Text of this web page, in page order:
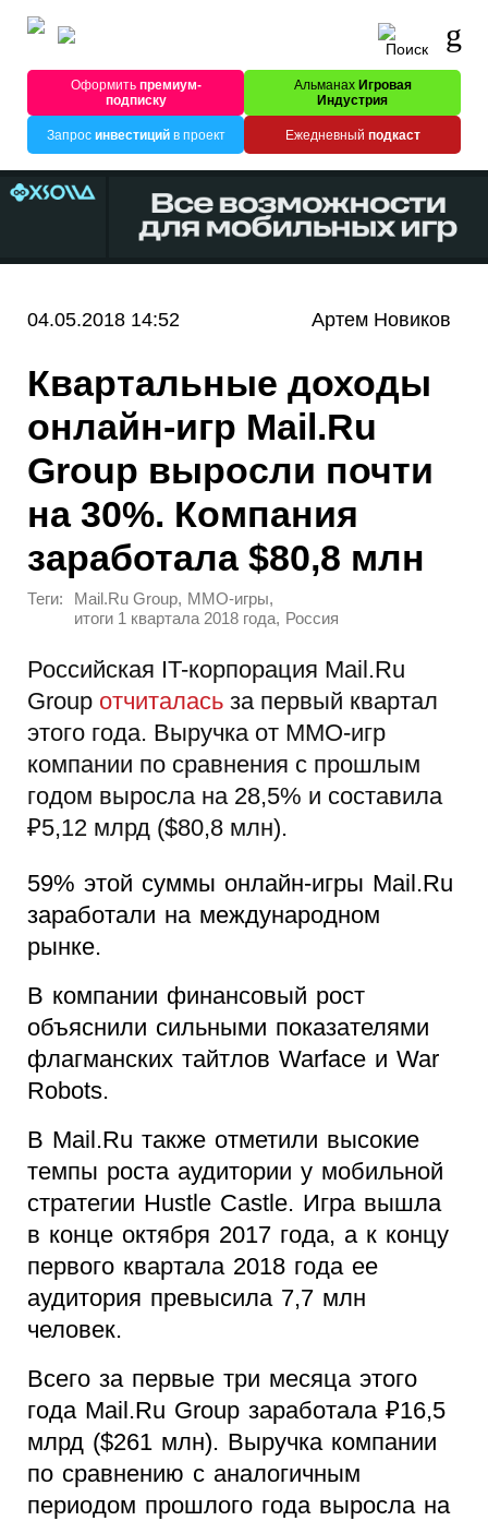
Оформитьпремиум-
подписку
Альманах Игровая
Индустрия
Запрос инвестицийв проект Ежедневный подкаст
04.05.2018 14:52 Артем Новиков
Квартальные доходы
онлайн-игр Mail.Ru
Group выросли почти
на 30%. Компания
заработала $80,8 млн
Теги: Mail.Ru Group, MMO-игры,
итоги 1 квартала 2018 года, Россия
Российская IT-корпорация Mail.Ru
Group отчиталась за первый квартал
этого года. Выручка от MMO-игр
компании по сравнения с прошлым
годом выросла на 28,5% и составила
₽5,12 млрд ($80,8 млн).
59% этой суммы онлайн-игры Mail.Ru
заработали на международном
рынке.
В компании финансовый рост
объяснили сильными показателями
флагманских тайтлов Warface и War
Robots.
В Mail.Ru также отметили высокие
темпы роста аудитории у мобильной
стратегии Hustle Castle. Игра вышла
в конце октября 2017 года, а к концу
первого квартала 2018 года ее
аудитория превысила 7,7 млн
человек.
Всего за первые три месяца этого
года Mail.Ru Group заработала ₽16,5
млрд ($261 млн). Выручка компании
по сравнению с аналогичным
периодом прошлого года выросла на